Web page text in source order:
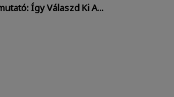
Így Válaszd Ki A...